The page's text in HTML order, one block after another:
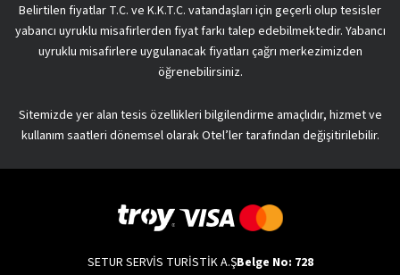
Belirtilen fiyatlar T.C. ve K.K.T.C. vatandaşları için geçerli olup tesisler
yabancı uyruklu misafirlerden fiyat farkı talep edebilmektedir. Yabancı
uyruklu misafirlere uygulanacak fiyatları çağrı merkezimizden
öğrenebilirsiniz.
Sitemizde yer alan tesis özellikleri bilgilendirme amaçlıdır, hizmet ve
kullanım saatleri dönemsel olarak Otel’ler tarafından değişitirilebilir.
SETUR SERVİS TURİSTİK A.ŞBelge No: 728